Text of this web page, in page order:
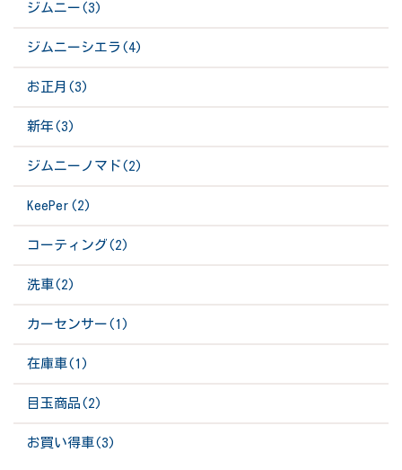
ジムニー(3)
ジムニーシエラ(4)
お正月(3)
新年(3)
ジムニーノマド(2)
KeePer(2)
コーティング(2)
洗車(2)
カーセンサー(1)
在庫車(1)
目玉商品(2)
お買い得車(3)